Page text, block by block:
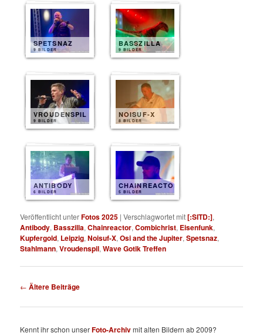
SPETSNAZ
9 BILDER
BASSZILLA
9 BILDER
VROUDENSPIL
9 BILDER
NOISUF-X
8 BILDER
ANTIBODY
6 BILDER
CHAINREACTOR
5 BILDER
Veröffentlicht unterFotos 2025 |Verschlagwortet mit[:SITD:],
Antibody, Basszilla,Chainreactor,Combichrist, Eisenfunk,
Kupfergold, Leipzig,Noisuf-X,Osi and the Jupiter,Spetsnaz,
Stahlmann,Vroudenspil,Wave Gotik Treffen
Beitragsnavigation
← Ältere Beiträge
Kennt ihr schon unserFoto-Archivmit alten Bildern ab 2009?